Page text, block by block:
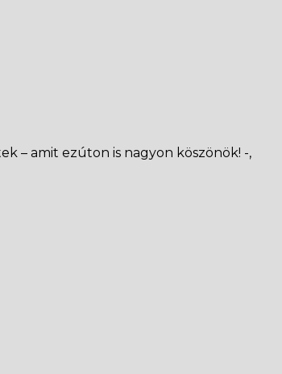
– amit ezúton is nagyon köszönök! -,